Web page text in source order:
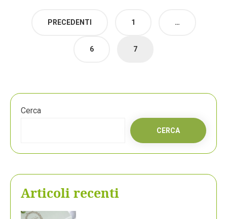
Paginazione
PRECEDENTI 1 …
6 7
Cerca
CERCA
Articoli recenti